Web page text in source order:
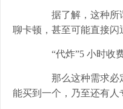
据了解，这种所谓
聊卡顿，甚至可能直接闪
“代炸”5 小时收费
那么这种需求必定
能买到一个，乃至还有人